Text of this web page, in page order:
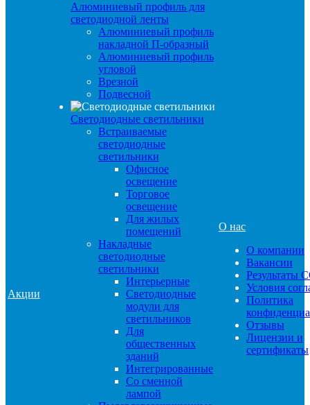
Акции
Алюминиевый профиль для
светодиодной ленты
Алюминиевый профиль
накладной П-образный
Алюминиевый профиль
угловой
Врезной
Подвесной
Светодиодные светильники
Встраиваемые
светодиодные
светильники
Офисное
освещение
Торговое
освещение
Для жилых
помещений
Накладные
светодиодные
светильники
Интерьерные
Светодиодные
модули для
светильников
Для
общественных
зданий
Интегрированные
Со сменной
лампой
О нас
О компании
Вакансии
Результаты
Условия
Политика
Отзывы
Лицензии и
сертификаты